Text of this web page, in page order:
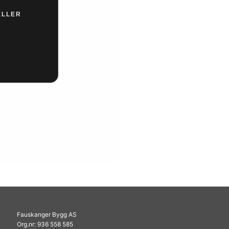
Fauskanger Bygg AS
Org.nr: 936 558 585